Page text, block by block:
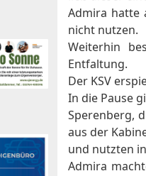
Admira hatte
nicht nutzen.
Weiterhin
Entfaltung.
Der KSV
In die Pause
Sperenberg,
aus der
und nutzten
Admira